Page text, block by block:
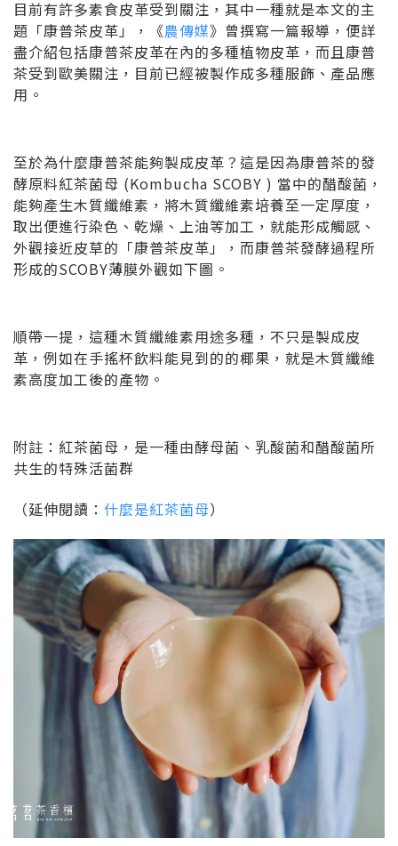
目前有許多素食皮革受到關注，其中一種就是本文的主
題「康普茶皮革」，《農傳媒》曾撰寫一篇報導，便詳
盡介紹包括康普茶皮革在內的多種植物皮革，而且康普
茶受到歐美關注，目前已經被製作成多種服飾、產品應
用。
至於為什麼康普茶能夠製成皮革？這是因為康普茶的發
酵原料紅茶菌母 (Kombucha SCOBY ) 當中的醋酸菌，
能夠產生木質纖維素，將木質纖維素培養至一定厚度，
取出便進行染色、乾燥、上油等加工，就能形成觸感、
外觀接近皮草的「康普茶皮革」，而康普茶發酵過程所
形成的SCOBY薄膜外觀如下圖。
順帶一提，這種木質纖維素用途多種，不只是製成皮
革，例如在手搖杯飲料能見到的的椰果，就是木質纖維
素高度加工後的產物。
附註：紅茶菌母，是一種由酵母菌、乳酸菌和醋酸菌所
共生的特殊活菌群
（延伸閱讀： 什麼是紅茶菌母）